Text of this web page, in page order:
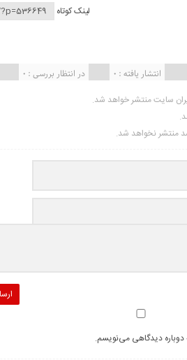
لینک کوتاه
در انتظار بررسی : 0 انتشار یافته : 0
سایت منتشر خواهد شد.
منتشر نخواهد شد.
دوباره دیدگاهی می‌نویسم.